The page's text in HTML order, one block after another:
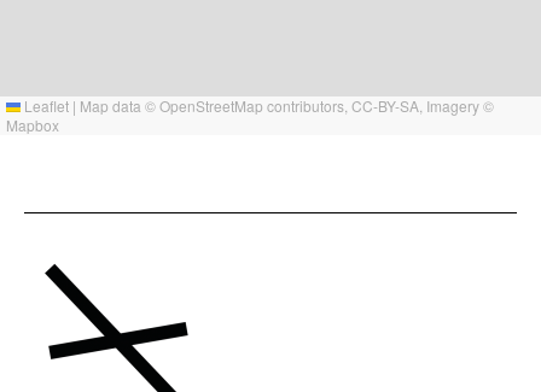
Leaflet | Map data ©OpenStreetMap contributors, CC-BY-SA , Imagery ©
Mapbox